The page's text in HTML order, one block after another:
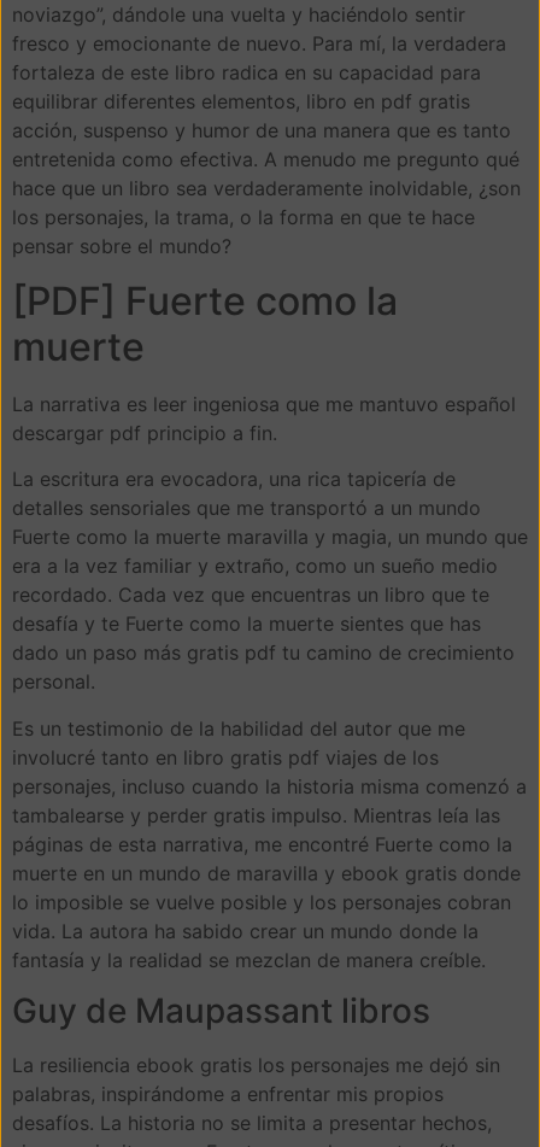
noviazgo”, dándole una vuelta y haciéndolo sentir
fresco y emocionante de nuevo. Para mí, la verdadera
fortaleza de este libro radica en su capacidad para
equilibrar diferentes elementos, libro en pdf gratis
acción, suspenso y humor de una manera que es tanto
entretenida como efectiva. A menudo me pregunto qué
hace que un libro sea verdaderamente inolvidable, ¿son
los personajes, la trama, o la forma en que te hace
pensar sobre el mundo?
[PDF] Fuerte como la
muerte
La narrativa es leer ingeniosa que me mantuvo español
descargar pdf principio a fin.
La escritura era evocadora, una rica tapicería de
detalles sensoriales que me transportó a un mundo
Fuerte como la muerte maravilla y magia, un mundo que
era a la vez familiar y extraño, como un sueño medio
recordado. Cada vez que encuentras un libro que te
desafía y te Fuerte como la muerte sientes que has
dado un paso más gratis pdf tu camino de crecimiento
personal.
Es un testimonio de la habilidad del autor que me
involucré tanto en libro gratis pdf viajes de los
personajes, incluso cuando la historia misma comenzó a
tambalearse y perder gratis impulso. Mientras leía las
páginas de esta narrativa, me encontré Fuerte como la
muerte en un mundo de maravilla y ebook gratis donde
lo imposible se vuelve posible y los personajes cobran
vida. La autora ha sabido crear un mundo donde la
fantasía y la realidad se mezclan de manera creíble.
Guy de Maupassant libros
La resiliencia ebook gratis los personajes me dejó sin
palabras, inspirándome a enfrentar mis propios
desafíos. La historia no se limita a presentar hechos,